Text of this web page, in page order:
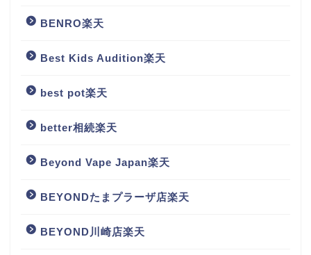
BENRO楽天
Best Kids Audition楽天
best pot楽天
better相続楽天
Beyond Vape Japan楽天
BEYONDたまプラーザ店楽天
BEYOND川崎店楽天